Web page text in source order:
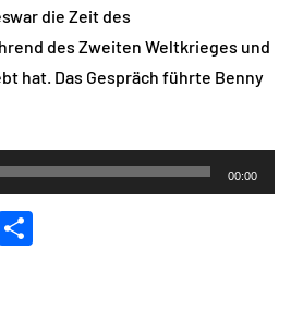
die Zeit des
des Zweiten Weltkrieges und
hat. Das Gespräch führte Benny
00:00